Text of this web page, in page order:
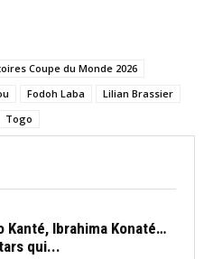
Coupe du Monde 2026
Fodoh Laba
Lilian Brassier
Togo
Kanté, Ibrahima Konaté…
qui...